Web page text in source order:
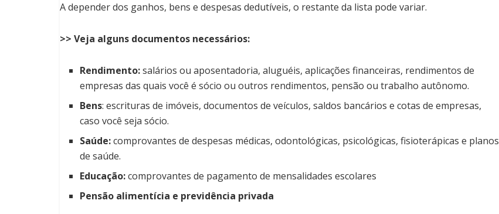
A depender dos ganhos, bens e despesas dedutíveis, o restante da lista pode variar.
>> Veja alguns documentos necessários:
Rendimento:salários ou aposentadoria, aluguéis, aplicações financeiras, rendimentos de
empresas das quais você é sócio ou outros rendimentos, pensão ou trabalho autônomo.
Bens: escrituras de imóveis, documentos de veículos, saldos bancários e cotas de empresas,
caso você seja sócio.
Saúde:comprovantes de despesas médicas, odontológicas, psicológicas, fisioterápicas e planos
de saúde.
Educação:comprovantes de pagamento de mensalidades escolares
Pensão alimentícia e previdência privada